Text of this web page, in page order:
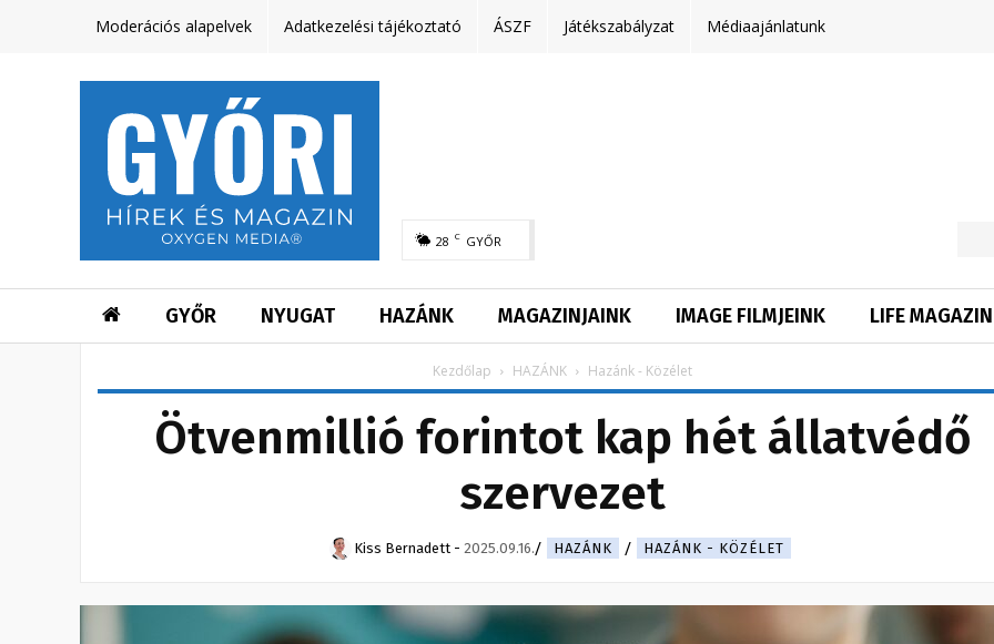
Moderációs alapelvek Adatkezelési tájékoztató ÁSZF Játékszabályzat Médiaajánlatunk
28 C GYŐR
GYŐR NYUGAT HAZÁNK MAGAZINJAINK IMAGE FILMJEINK LIFE MAGAZIN
Kezdőlap HAZÁNK Hazánk - Közélet
Ötvenmillió forintot kap hét állatvédő
szervezet
Kiss Bernadett - 2025.09.16. HAZÁNK HAZÁNK - KÖZÉLET